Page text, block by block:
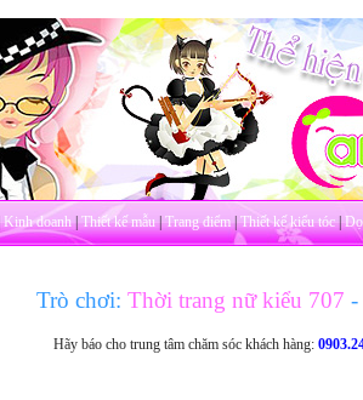
Kinh doanh|Thiết kế mẫu|Trang điểm|Thiết kế kiểu tóc|
Trò chơi: Thời trang nữ kiểu 707 -
Hãy báo cho trung tâm chăm sóc khách hàng: